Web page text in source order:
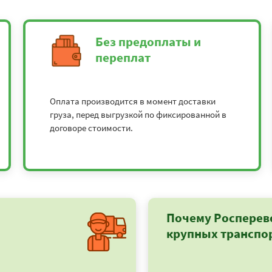
Без предоплаты и
переплат
Оплата производится в момент доставки
груза, перед выгрузкой по фиксированной в
договоре стоимости.
Почему
крупных